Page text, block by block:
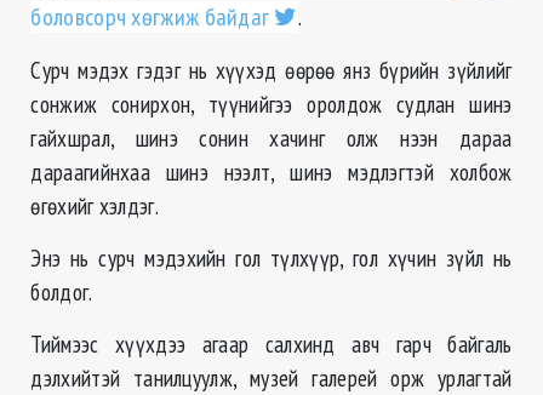
боловсорч хөгжиж байдаг
.
Сурч мэдэх гэдэг нь хүүхэд өөрөө янз бүрийн зүйлийг
сонжиж сонирхон, түүнийгээ оролдож судлан шинэ
гайхшрал, шинэ сонин хачинг олж нээн дараа
дараагийнхаа шинэ нээлт, шинэ мэдлэгтэй холбож
өгөхийг хэлдэг.
Энэ нь сурч мэдэхийн гол түлхүүр, гол хүчин зүйл нь
болдог.
Тиймээс хүүхдээ агаар салхинд авч гарч байгаль
дэлхийтэй танилцуулж, музей галерей орж урлагтай